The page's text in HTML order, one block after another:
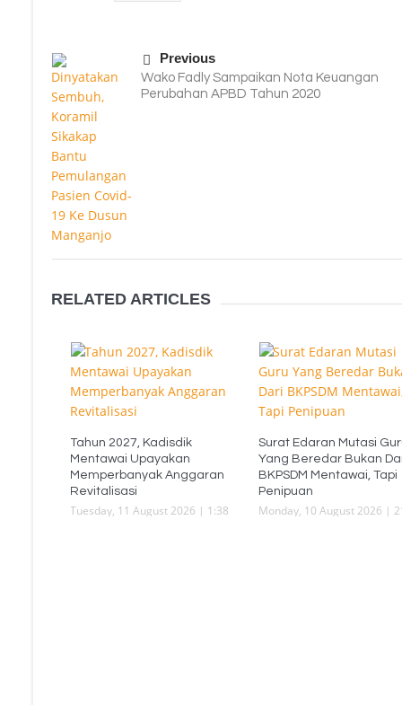
Previous
Wako Fadly Sampaikan Nota Keuangan
Perubahan APBD Tahun 2020
RELATED ARTICLES
Tahun 2027, Kadisdik
Mentawai Upayakan
Memperbanyak Anggaran
Revitalisasi
Tuesday, 11 August 2026 | 1:38
Surat Edaran Mutasi
Yang Beredar Bukan
BKPSDM Mentawai, Tapi
Penipuan
Monday, 10 August 2026 |